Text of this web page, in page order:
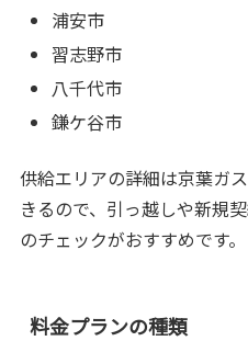
浦安市
習志野市
八千代市
鎌ケ谷市
供給エリアの詳細は京葉ガ
きるので、引っ越しや新規
のチェックがおすすめです。
料金プランの種類